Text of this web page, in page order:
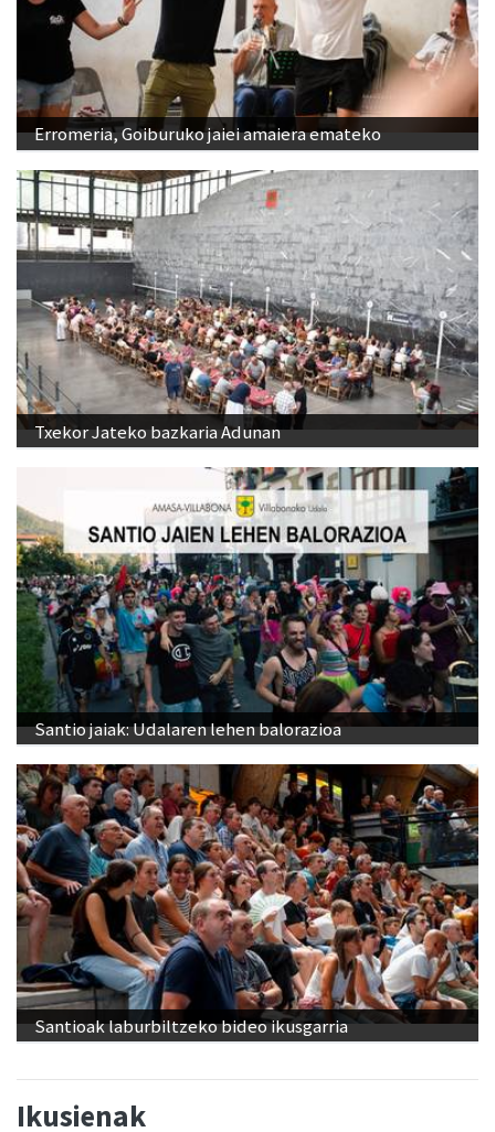
Erromeria, Goiburuko jaiei amaiera emateko
Txekor Jateko bazkaria Adunan
Santio jaiak: Udalaren lehen balorazioa
Santioak laburbiltzeko bideo ikusgarria
Ikusienak